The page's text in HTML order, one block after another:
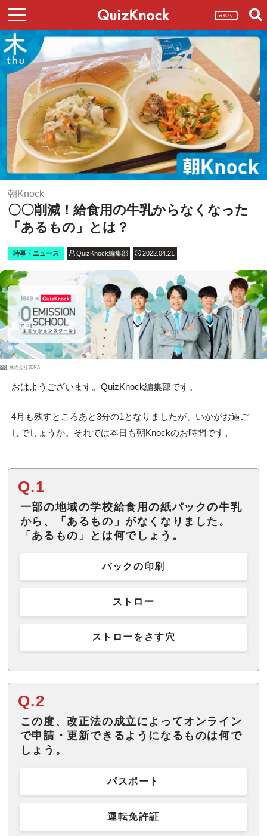
ログイン
朝Knock
〇〇削減！給食用の牛乳からなくなった
「あるもの」とは？
時事・ニュース QuizKnock編集部 2022.04.21
PR 株式会社JERA
おはようございます。QuizKnock編集部です。
4月も残すところあと3分の1となりましたが、いかがお過ご
しでしょうか。それでは本日も朝Knockのお時間です。
Q.1
一部の地域の学校給食用の紙パックの牛乳
から、「あるもの」がなくなりました。
「あるもの」とは何でしょう。
パックの印刷
ストロー
ストローをさす穴
Q.2
この度、改正法の成立によってオンライン
で申請・更新できるようになるものは何で
しょう。
パスポート
運転免許証